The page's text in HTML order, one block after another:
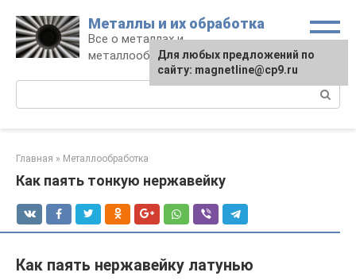
контенту
Металлы и их обработка
Все о металлах и
металлообработке
Главная » Металлообработка
Как паять тонкую нержавейку
Как паять нержавейку латунью
Для любых предложений по
сайту: magnetline@cp9.ru